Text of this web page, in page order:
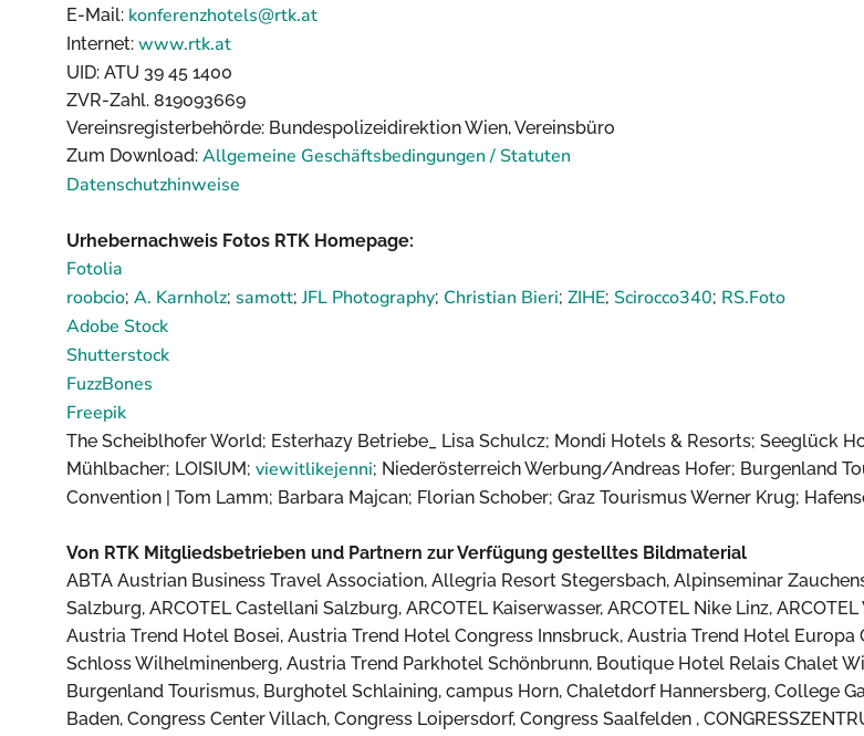
E-Mail: konferenzhotels@rtk.at
Internet: www.rtk.at
UID: ATU 39 45 1400
ZVR-Zahl. 819093669
Vereinsregisterbehörde: Bundespolizeidirektion Wien, Vereinsbüro
Zum Download: Allgemeine Geschäftsbedingungen / Statuten
Datenschutzhinweise
Urhebernachweis Fotos RTK Homepage:
Fotolia
roobcio; A. Karnholz; samott;JFL Photography; Christian Bieri; ZIHE; Scirocco340; RS.Foto
Adobe Stock
Shutterstock
FuzzBones
Freepik
The Scheiblhofer World; Esterhazy Betriebe_ Lisa Schulcz; Mondi Hotels & Resorts; Seeglück
Mühlbacher; LOISIUM; viewitlikejenni; Niederösterreich Werbung/Andreas Hofer; Burgenland
Convention | Tom Lamm; Barbara Majcan; Florian Schober; Graz Tourismus Werner Krug;
Von RTK Mitgliedsbetrieben und Partnern zur Verfügung gestelltes Bildmaterial
ABTA Austrian Business Travel Association, Allegria Resort Stegersbach, Alpinseminar
Salzburg, ARCOTEL Castellani Salzburg, ARCOTEL Kaiserwasser, ARCOTEL Nike Linz,
Austria Trend Hotel Bosei, Austria Trend Hotel Congress Innsbruck, Austria Trend Hotel
Schloss Wilhelminenberg, Austria Trend Parkhotel Schönbrunn, Boutique Hotel Relais Chalet
Burgenland Tourismus, Burghotel Schlaining, campus Horn, Chaletdorf Hannersberg, College
Baden, Congress Center Villach, Congress Loipersdorf, Congress Saalfelden ,